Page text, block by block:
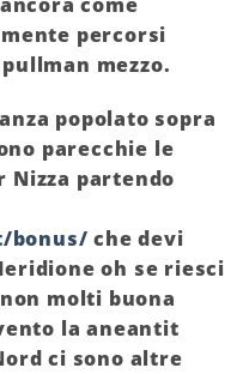
percorsi
mezzo.
popolato sopra
parecchie le
Nizza partendo
bonus/ che devi
oh se riesci
molti buona
la aneantit
ci sono altre